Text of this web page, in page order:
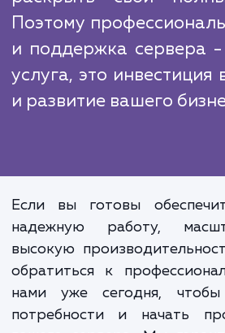
Технологии
чтобы оставаться
меняющемся
необходимо
вперед, который
бизнесу
Но без
обслуживания эти